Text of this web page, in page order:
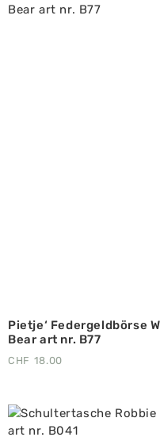
Pietje‘ Federgeldbörse
Bear art nr. B77
CHF 18.00